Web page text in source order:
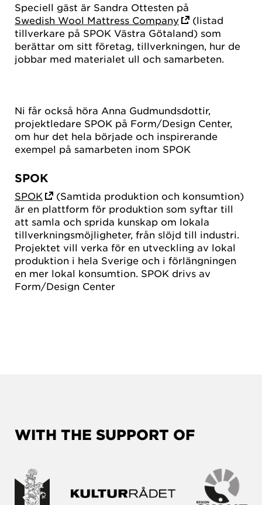
Speciell gäst är Sandra Ottesten på
Swedish Wool Mattress Company
(listad
tillverkare på SPOK Västra Götaland) som
berättar om sitt företag, tillverkningen, hur de
jobbar med materialet ull och samarbeten.
Ni får också höra Anna Gudmundsdottir,
projektledare SPOK på Form/Design Center,
om hur det hela började och inspirerande
exempel på samarbeten inom SPOK
SPOK
SPOK
(Samtida produktion och konsumtion)
är en plattform för produktion som syftar till
att samla och sprida kunskap om lokala
tillverkningsmöjligheter, från slöjd till industri.
Projektet vill verka för en utveckling av lokal
produktion i hela Sverige och i förlängningen
en mer lokal konsumtion. SPOK drivs av
Form/Design Center
WITH THE SUPPORT OF